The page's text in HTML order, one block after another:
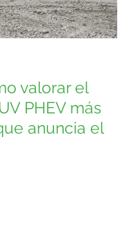
valorar el
PHEV más
anuncia el